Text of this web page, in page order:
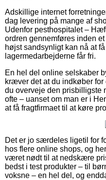
Adskillige internet
dag levering på mange af
Udenfor pesthospitalet –
ordren gennemføres inden
højst sandsynligt kan nå at
lagermedarbejderne får fri.
En hel del online selskaber
kræver det at du indkøber
du overveje den prisbilligste
ofte – uanset om man er i
at få fragtfirmaet til at køre
Det er jo særdeles ligetil for
hos flere online shops, og
været nødt til at nedskære
bedst i test produkter – til
voksne – en hel del, og